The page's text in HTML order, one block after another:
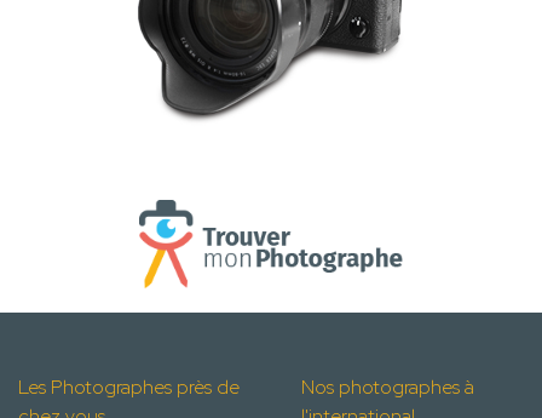
Les Photographes près de
Nos photographes à